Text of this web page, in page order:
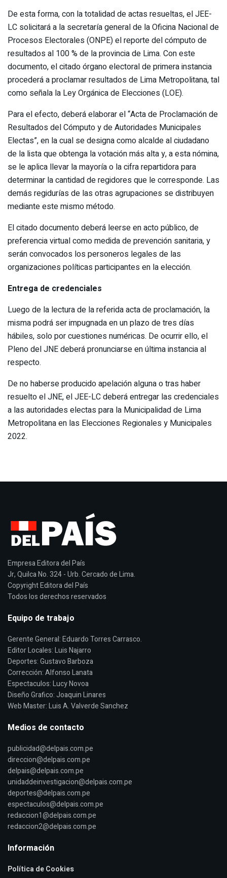
De esta forma, con la totalidad de actas resueltas, el JEE-
LC solicitará a la secretaría general de la Oficina Nacional de
Procesos Electorales (ONPE) el reporte del cómputo de
resultados al 100 % de la provincia de Lima. Con este
documento, el citado órgano electoral de primera instancia
procederá a proclamar resultados de Lima Metropolitana, tal
como señala la Ley Orgánica de Elecciones (LOE).
Para el efecto, deberá elaborar el “Acta de Proclamación de
Resultados del Cómputo y de Autoridades Municipales
Electas”, en la cual se designa como alcalde al ciudadano
de la lista que obtenga la votación más alta y, a esta nómina,
se le aplica llevar la mayoría o la cifra repartidora para
determinar la cantidad de regidores que le corresponde. Las
demás regidurías de las otras agrupaciones se distribuyen
mediante este mismo método.
El citado documento deberá leerse en acto público, de
preferencia virtual como medida de prevención sanitaria, y
serán convocados los personeros legales de las
organizaciones políticas participantes en la elección.
Entrega de credenciales
Luego de la lectura de la referida acta de proclamación, la
misma podrá ser impugnada en un plazo de tres días
hábiles, solo por cuestiones numéricas. De ocurrir ello, el
Pleno del JNE deberá pronunciarse en última instancia al
respecto.
De no haberse producido apelación alguna o tras haber
resuelto el JNE, el JEE-LC deberá entregar las credenciales
a las autoridades electas para la Municipalidad de Lima
Metropolitana en las Elecciones Regionales y Municipales
2022.
Empresa Editora del País
Jr, Quilca No. 324 - Urb. Cercado de Lima.
Copyright Editora del País
Todos los derechos reservados
Equipo de trabajo
Gerente General: Eduardo Torres Carrasco.
Editor Locales: Luis Najarro
Deportes: Gustavo Barboza
Corrección: Alfonso Lanata
Espectaculos: Lucy Novoa
Diseño Grafico: Joaquin Linares
Web Master: Luis A. Valverde Sanchez
Medios de contacto
publicidad@delpais.com.pe
direccion@delpais.com.pe
delpais@delpais.com.pe
unidaddeinvestigacion@delpais.com.pe
deportes@delpais.com.pe
espectaculos@delpais.com.pe
redaccion1@delpais.com.pe
redaccion2@delpais.com.pe
Información
Política de Cookies